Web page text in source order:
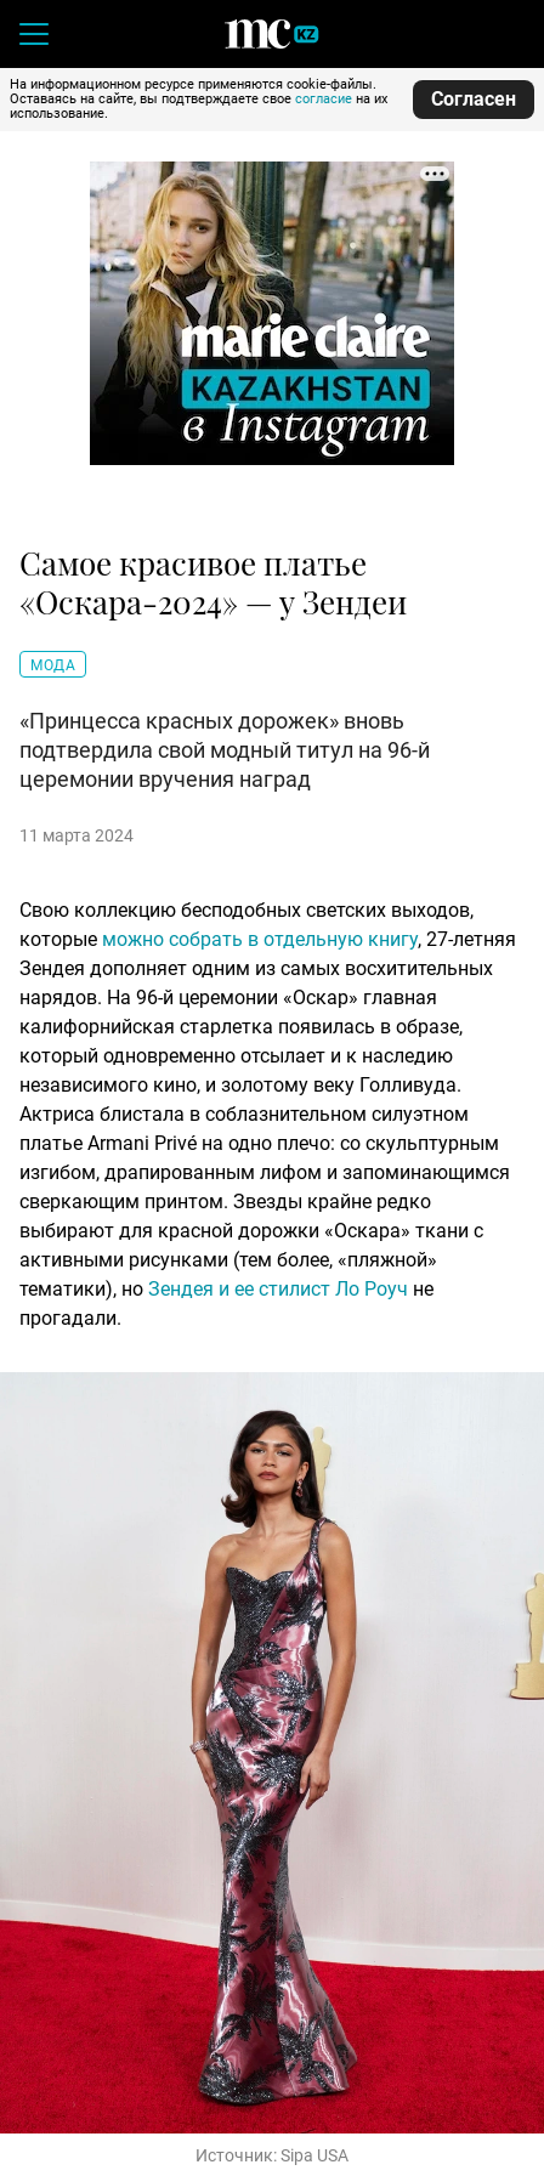
На информационном ресурсе применяются cookie-файлы.
Оставаясь на сайте, вы подтверждаете свое согласие на их
использование.
Согласен
Самое красивое платье
«Оскара-2024» — у Зендеи
МОДА
«Принцесса красных дорожек» вновь
подтвердила свой модный титул на 96-й
церемонии вручения наград
11 марта 2024
Свою коллекцию бесподобных светских выходов,
которые можно собрать в отдельную книгу, 27-летняя
Зендея дополняет одним из самых восхитительных
нарядов. На 96-й церемонии «Оскар» главная
калифорнийская старлетка появилась в образе,
который одновременно отсылает и к наследию
независимого кино, и золотому веку Голливуда.
Актриса блистала в соблазнительном силуэтном
платье Armani Privé на одно плечо: со скульптурным
изгибом, драпированным лифом и запоминающимся
сверкающим принтом. Звезды крайне редко
выбирают для красной дорожки «Оскара» ткани с
активными рисунками (тем более, «пляжной»
тематики), но Зендея и ее стилист Ло Роуч не
прогадали.
Источник:Sipa USA